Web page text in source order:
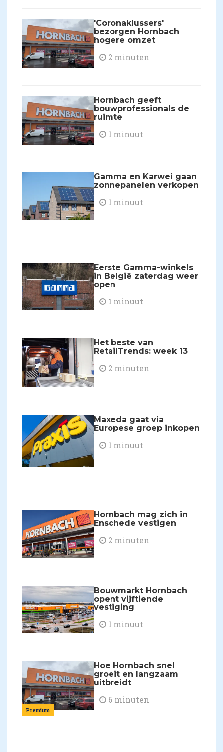
'Coronaklussers'
bezorgen Hornbach
hogere omzet
2 minuten
Hornbach geeft
bouwprofessionals de
ruimte
1 minuut
Gamma en Karwei gaan
zonnepanelen verkopen
1 minuut
Eerste Gamma-winkels
in België zaterdag weer
open
1 minuut
Het beste van
RetailTrends: week 13
2 minuten
Maxeda gaat via
Europese groep inkopen
1 minuut
Hornbach mag zich in
Enschede vestigen
2 minuten
Bouwmarkt Hornbach
opent vijftiende
vestiging
1 minuut
Premium
Hoe Hornbach snel
groeit en langzaam
uitbreidt
6 minuten